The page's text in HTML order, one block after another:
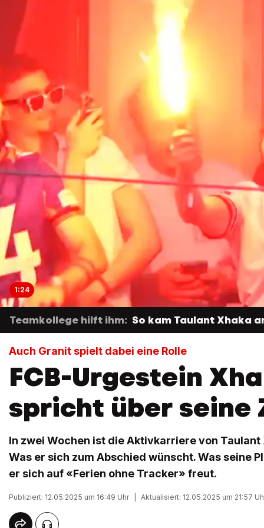
1:24
Teamkollege hilft ihm: So kam Taulant Xhaka
Auch Granit spielt dabei eine Rolle
FCB-Urgestein
spricht über seine
In zwei Wochen ist die Aktivkarriere von Taulant
Was er sich zum Abschied wünscht. Was seine
er sich auf «Ferien ohne Tracker» freut.
Publiziert: 12.05.2025 um 16:49 Uhr Aktualisiert: 12.05.2025 um 21:57